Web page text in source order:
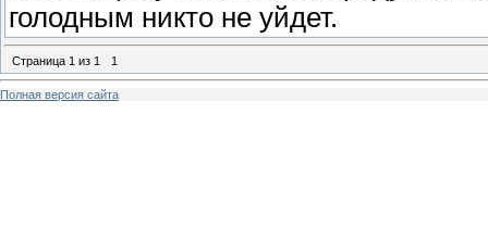
голодным никто не уйдет.
Страница 1 из 1 1
Полная версия сайта